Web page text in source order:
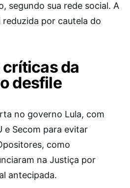
segundo sua rede social. A
por cautela do
críticas da
desfile
no governo Lula, com
e Secom para evitar
como
na Justiça por
antecipada.